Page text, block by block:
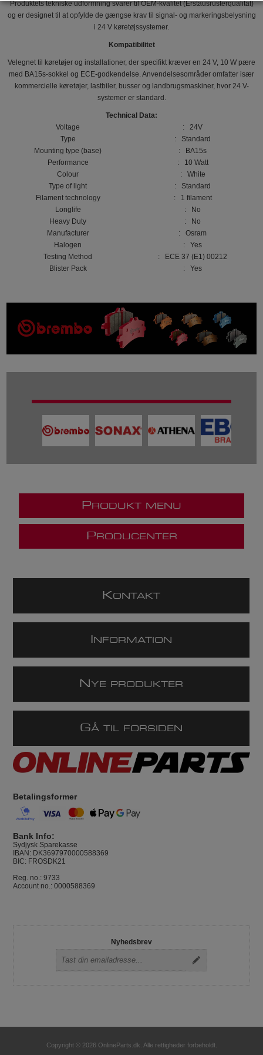
Produktets tekniske udformning svarer til OEM-kvalitet (Erstausrüsterqualität)
og er designet til at opfylde de gængse krav til signal- og markeringsbelysning
i 24 V køretøjssystemer.
Kompatibilitet
Velegnet til køretøjer og installationer, der specifikt kræver en 24 V, 10 W pære
med BA15s-sokkel og ECE-godkendelse. Anvendelsesområder omfatter især
kommercielle køretøjer, lastbiler, busser og landbrugsmaskiner, hvor 24 V-
systemer er standard.
Technical Data:
Voltage
: 24V
Type
: Standard
Mounting type (base)
: BA15s
Performance
: 10 Watt
Colour
: White
Type of light
: Standard
Filament technology
: 1 filament
Longlife
: No
Heavy Duty
: No
Manufacturer
: Osram
Halogen
: Yes
Testing Method
: ECE 37 (E1) 00212
Blister Pack
: Yes
P RODUKT MENU
P RODUCENTER
KONTAKT
NFORMATION
N YE PRODUKTER
GÅ TIL FORSIDEN
Betalingsformer
Bank Info:
Sydjysk Sparekasse
IBAN: DK3697970000588369
BIC: FROSDK21
Reg. no.: 9733
Account no.: 0000588369
Nyhedsbrev
Copyright © 2026 OnlineParts.dk. Alle rettigheder forbeholdt.